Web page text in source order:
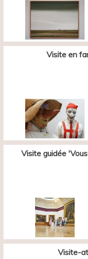
Visite en
Visite guidée
Visite-